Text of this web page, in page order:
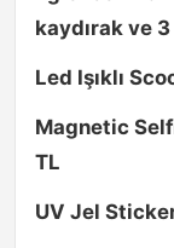
kaydırak ve
Led Işıklı
Magnetic
TL
UV Jel